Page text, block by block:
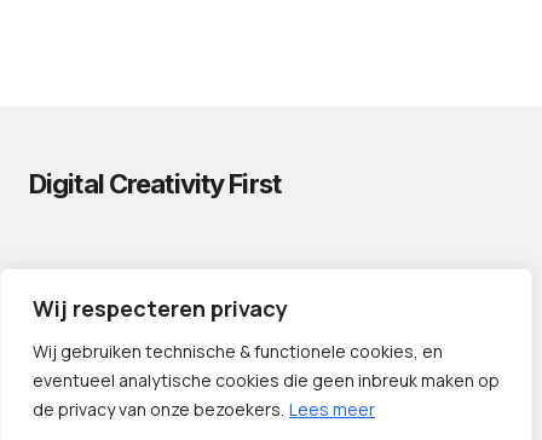
Wij respecteren privacy
Wij gebruiken technische & functionele cookies, en
eventueel analytische cookies die geen inbreuk maken op
de privacy van onze bezoekers. Lees meer
Digital Creativity First
CONTACT